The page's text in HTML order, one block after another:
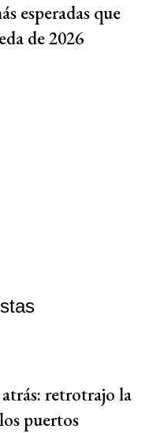
esperadas que
de 2026
retrotrajo la
puertos